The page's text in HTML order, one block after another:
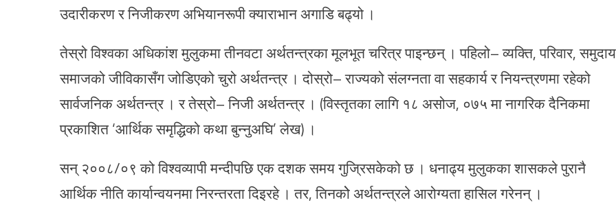
उदारीकरण र निजीकरण अभियानरूपी क्याराभान अगाडि बढ्यो ।
तेस्रो विश्वका अधिकांश मुलुकमा तीनवटा अर्थतन्त्रका मूलभूत चरित्र पाइन्छन् । पहिलो– व्यक्ति, परिवार,
समाजको जीविकासँग जोडिएको चुरो अर्थतन्त्र । दोस्रो– राज्यको संलग्नता वा सहकार्य र नियन्त्रणमा रहेको
सार्वजनिक अर्थतन्त्र । र तेस्रो– निजी अर्थतन्त्र । (विस्तृतका लागि १८ असोज, ०७५ मा नागरिक दैनिकमा
प्रकाशित ‘आर्थिक समृद्धिको कथा बुन्नुअघि’ लेख) ।
सन् २००८/०९ को विश्वव्यापी मन्दीपछि एक दशक समय गुज्रिसकेको छ । धनाढ्य मुलुकका शासकले पुरानै
आर्थिक नीति कार्यान्वयनमा निरन्तरता दिइरहे । तर, तिनकोे अर्थतन्त्रले आरोग्यता हासिल गरेनन् ।